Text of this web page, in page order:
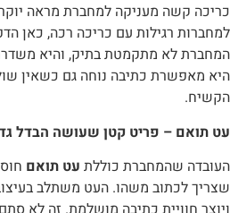
כריכה קשה מעניקה למחברת מראה
למחברות רגילות עם כריכה רכה, כאן
המחברת לא מתקמטת בתיק, והיא משדרת
היא מאפשרת כתיבה נוחה גם כשאין
הקשיח.
עט תואם – פריט קטן שעושה הבדל
העובדה שהמחברת כוללת עט תואם
שצריך לכתוב משהו. העט משתלב